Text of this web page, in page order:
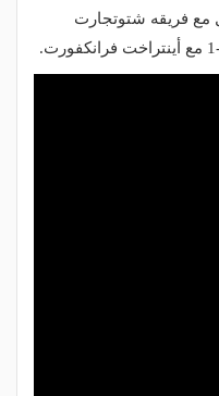
مع فريقه شتوتجارت